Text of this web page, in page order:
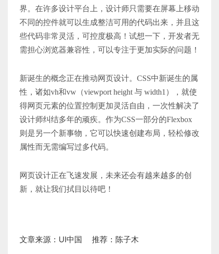
界。在许多设计平台上，设计师只需要在屏幕上移动
不同的控件就可以生成整洁可用的代码出来，并且这
些代码非常灵活，可控度极高！试想一下，开发者无
需担心浏览器兼容性，可以专注于更加实际的问题！
新诞生的概念正在推动网页设计。CSS中新诞生的属
性，诸如vh和vw（viewport height 与 width1），就使
得网页元素的位置控制更加灵活自由，一次性解决了
设计师纠结多年的顽疾。作为CSS一部分的Flexbox
则是另一个新事物，它可以快速创建布局，轻松修改
属性而无需编写过多代码。
网页设计正在飞速发展，未来还会有越来越多的创
新，就让我们拭目以待吧！
文章来源：UI中国 推荐：陈子木